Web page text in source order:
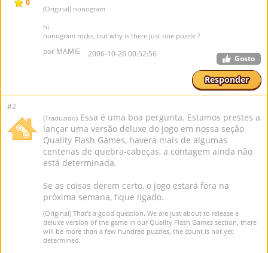
0
(Original) nonogram
hi
nonogram rocks, but why is there just one puzzle ?
por MAMIE 2006-10-26 00:52:56 Gosto
Responder
#2
(Traduzido) Essa é uma boa pergunta. Estamos prestes a
lançar uma versão deluxe do jogo em nossa seção
Quality Flash Games, haverá mais de algumas
centenas de quebra-cabeças, a contagem ainda não
está determinada.
Se as coisas derem certo, o jogo estará fora na
próxima semana, fique ligado.
(Original) That's a good question. We are just about to release a
deluxe version of the game in our Quality Flash Games section, there
will be more than a few hundred puzzles, the count is not yet
determined.